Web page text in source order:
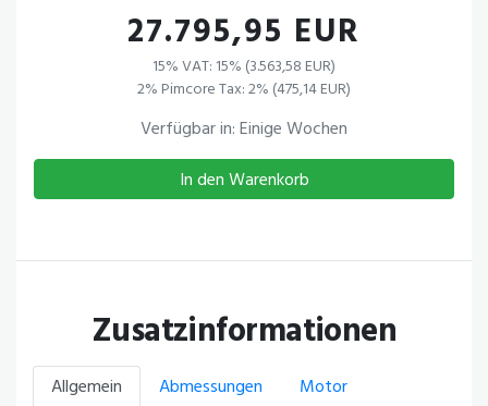
27.795,95 EUR
15% VAT: 15% (3.563,58 EUR)
2% Pimcore Tax: 2% (475,14 EUR)
Verfügbar in: Einige Wochen
In den Warenkorb
Zusatzinformationen
Allgemein Abmessungen
Motor